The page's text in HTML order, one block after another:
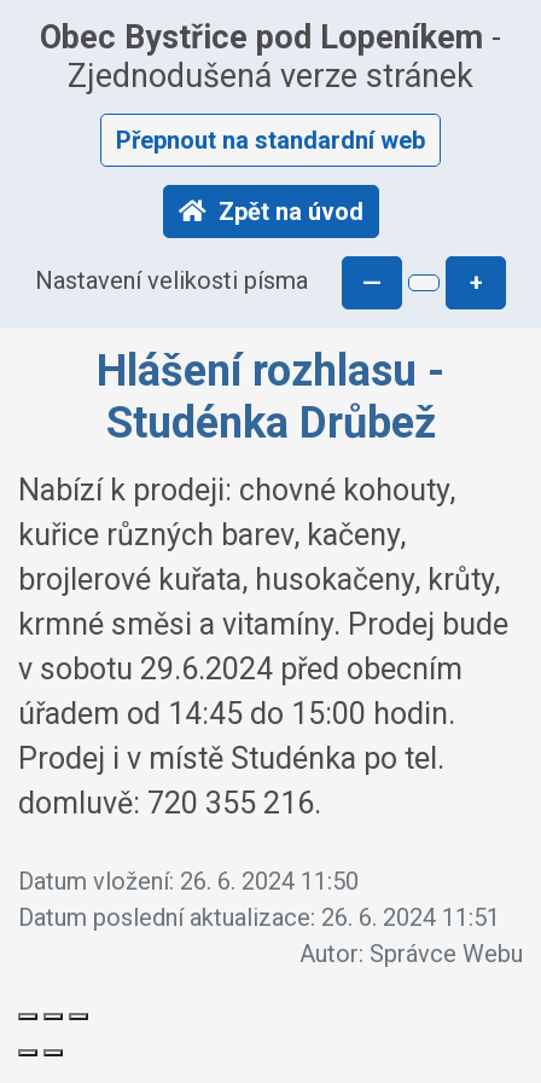
Obec Bystřice pod Lopeníkem -
Zjednodušená verze stránek
Přepnout na standardní web
Zpět na úvod
Nastavení velikosti písma — +
Hlášení rozhlasu -
Studénka Drůbež
Nabízí k prodeji: chovné kohouty,
kuřice různých barev, kačeny,
brojlerové kuřata, husokačeny, krůty,
krmné směsi a vitamíny. Prodej bude
v sobotu 29.6.2024 před obecním
úřadem od 14:45 do 15:00 hodin.
Prodej i v místě Studénka po tel.
domluvě: 720 355 216.
Datum vložení: 26. 6. 2024 11:50
Datum poslední aktualizace: 26. 6. 2024 11:51
Autor: Správce Webu